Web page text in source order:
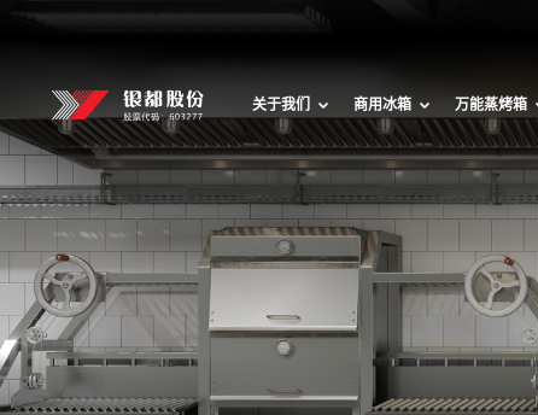
关于我们 商用冰箱 万能蒸烤箱